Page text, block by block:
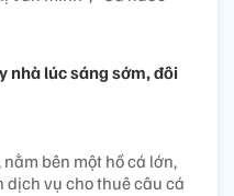
nhà lúc sáng sớm, đôi
bên một hồ cá lớn,
vụ cho thuê câu cá